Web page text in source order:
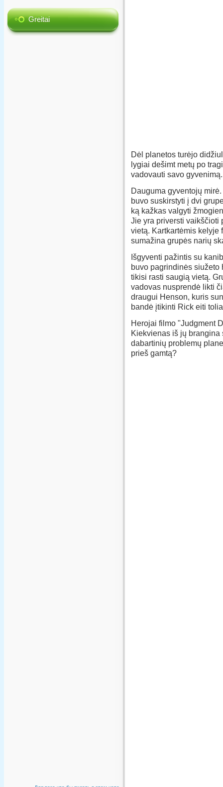
Greitai
Dėl planetos turėjo
lygiai dešimt metų po
vadovauti savo gyvenimą.
Dauguma gyventojų
buvo suskirstyti į dvi
ką kažkas valgyti
Jie yra priversti vaikščioti
vietą. Kartkartėmis kelyje
sumažina grupės narių
Išgyventi pažintis su
buvo pagrindinės
tikisi rasti saugią vietą.
vadovas nusprendė likti
draugui Henson, kuris
bandė įtikinti Rick eiti
Herojai filmo "Judgment
Kiekvienas iš jų
dabartinių problemų
prieš gamtą?